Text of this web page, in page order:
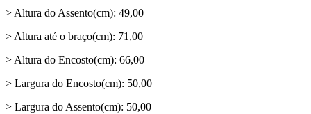
> Altura do Assento(cm): 49,00
> Altura até o braço(cm): 71,00
> Altura do Encosto(cm): 66,00
> Largura do Encosto(cm): 50,00
> Largura do Assento(cm): 50,00